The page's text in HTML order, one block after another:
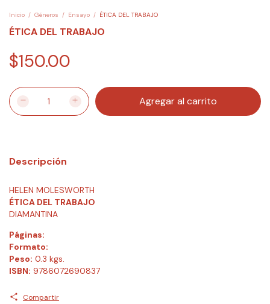
Inicio / Géneros / Ensayo / ÉTICA DEL TRABAJO
ÉTICA DEL TRABAJO
$150.00
Descripción
HELEN MOLESWORTH
ÉTICA DEL TRABAJO
DIAMANTINA
Páginas:
Formato:
Peso: 0.3 kgs.
ISBN: 9786072690837
Compartir